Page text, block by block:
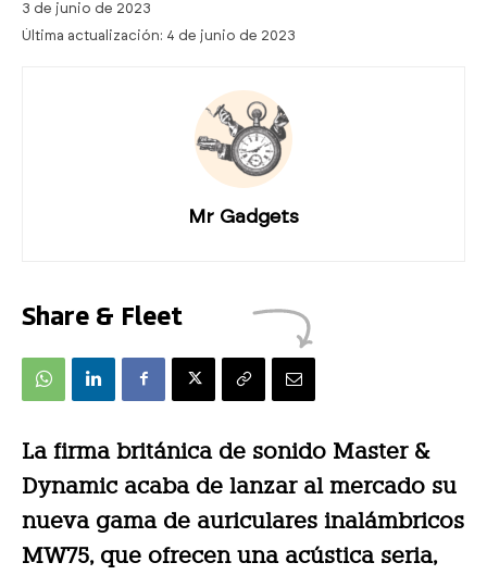
3 de junio de 2023
Última actualización: 4 de junio de 2023
Mr Gadgets
Share & Fleet
La firma británica de sonido Master &
Dynamic acaba de lanzar al mercado su
nueva gama de auriculares inalámbricos
MW75, que ofrecen una acústica seria,